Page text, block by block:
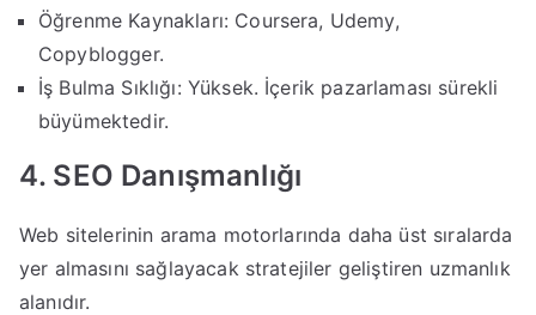
Öğrenme Kaynakları: Coursera, Udemy,
Copyblogger.
İş Bulma Sıklığı: Yüksek. İçerik pazarlaması sürekli
büyümektedir.
4. SEO Danışmanlığı
Web sitelerinin arama motorlarında daha üst sıralarda
yer almasını sağlayacak stratejiler geliştiren uzmanlık
alanıdır.